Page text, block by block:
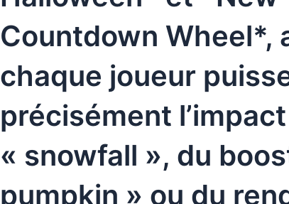
Countdown Wheel*,
chaque joueur
précisément
« snowfall », du
pumpkin » ou du